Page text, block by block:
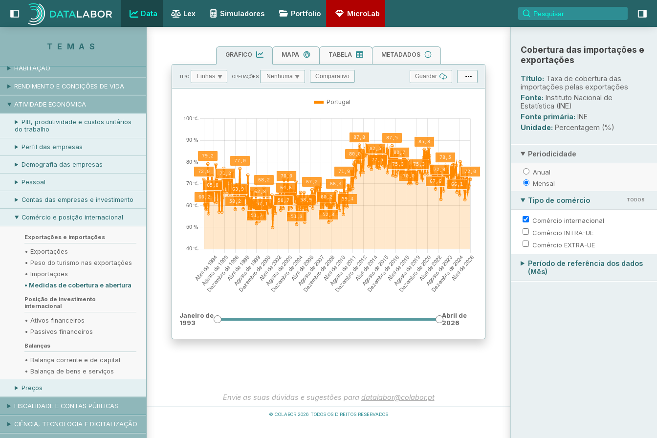
Data Lex Simuladores Portfolio MicroLab
TEMAS
RESPOSTAS SOCIAIS
SAÚDE E ACIDENTES DE TRABALHO
HABITAÇÃO
RENDIMENTO E CONDIÇÕES DE VIDA
ATIVIDADE ECONÓMICA
PIB, produtividade e custos unitários
do trabalho
Perfil das empresas
Demografia das empresas
Pessoal
Contas das empresas e investimento
Comércio e posição internacional
Exportações e importações
• Exportações
• Peso do turismo nas exportações
• Importações
• Medidas de cobertura e abertura
Posição de investimento
internacional
• Ativos financeiros
• Passivos financeiros
Balanças
• Balança corrente e de capital
• Balança de bens e serviços
Preços
FISCALIDADE E CONTAS PÚBLICAS
CIÊNCIA, TECNOLOGIA E DIGITALIZAÇÃO
GRÁFICO MAPA TABELA METADADOS
TIPO OPERAÇÕES Comparativo Guardar
Portugal
Janeiro de
1993
Abril de
2026
Envie as suas dúvidas e sugestões para datalabor@colabor.pt
© COLABOR 2026 TODOS OS DIREITOS RESERVADOS
Cobertura das importações e
exportações
Título: Taxa de cobertura das
importações pelas exportações
Fonte: Instituto Nacional de
Estatística (INE)
Fonte primária: INE
Unidade: Percentagem (%)
Periodicidade
Anual
Mensal
Tipo de comércio TODOS
Comércio internacional
Comércio INTRA-UE
Comércio EXTRA-UE
Período de referência dos dados
(Mês)